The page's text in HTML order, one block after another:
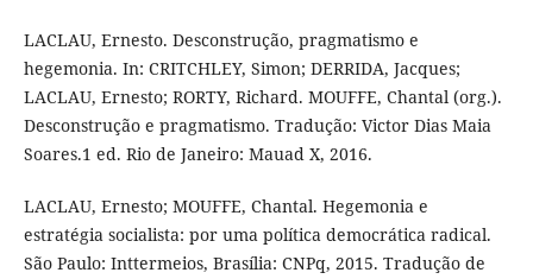
LACLAU, Ernesto. Desconstrução, pragmatismo e
hegemonia. In: CRITCHLEY, Simon; DERRIDA, Jacques;
LACLAU, Ernesto; RORTY, Richard. MOUFFE, Chantal (org.).
Desconstrução e pragmatismo. Tradução: Victor Dias Maia
Soares.1 ed. Rio de Janeiro: Mauad X, 2016.
LACLAU, Ernesto; MOUFFE, Chantal. Hegemonia e
estratégia socialista: por uma política democrática radical.
São Paulo: Inttermeios, Brasília: CNPq, 2015. Tradução de